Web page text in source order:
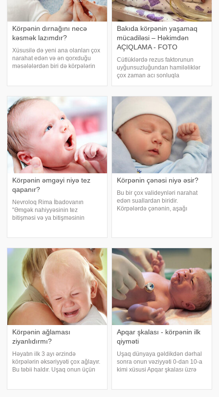
Körpənin dırnağını necə
kəsmək lazımdır?
Xüsusilə də yeni ana olanları çox
narahat edən və ən qorxduğu
məsələlərdən biri də körpələrin
yığılmasın bircə, üzünü cırmasın,
nə qədər kəsməliyəm
Bakıda körpənin yaşamaq
mücadiləsi – Həkimdən
AÇIQLAMA - FOTO
Cütlüklərdə rezus faktorunun
uyğunsuzluğundan hamiləliklər
çox zaman acı sonluqla
öncəkilər vəfat edib. -a istinadən
bildirir ki, ATU tədris -cərrahiyyə
klinikasını
Körpənin əmgəyi niyə tez
qapanır?
Nevroloq Rima İbadovanın
"Əmgək nahiyyəsinin tez
bitişməsi və ya bitişməsinin
valideynləri ən sıx narahat edən
mövzulardan biridir
Körpənin çənəsi niyə əsir?
Bu bir çox valideynləri narahat
edən suallardan biridir.
Körpələrdə çənənin, aşağı
körpənin orqanizm
Körpənin ağlaması
ziyanlıdırmı?
Həyatın ilk 3 ayı ərzində
körpələrin əksəriyyəti çox ağlayır.
Bu təbii haldır. Uşaq onun üçün
Apqar şkalası - körpənin ilk
qiyməti
Uşaq dünyaya gəldikdən dərhal
sonra onun vəziyyəti 0-dan 10-a
kimi xüsusi Apqar şkalası üzrə